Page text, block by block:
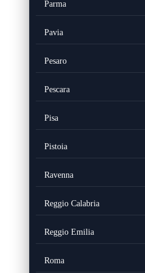
Parma
Pavia
Pesaro
Pescara
Pisa
Pistoia
Ravenna
Reggio Calabria
Reggio Emilia
Roma